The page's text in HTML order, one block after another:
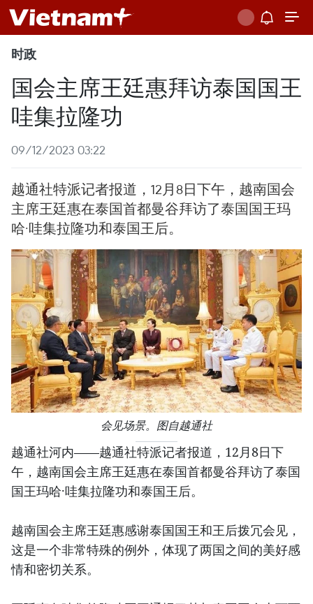
时政
国会主席王廷惠拜访泰国国王
哇集拉隆功
09/12/2023 03:22
越通社特派记者报道，12月8日下午，越南国会
主席王廷惠在泰国首都曼谷拜访了泰国国王玛
哈·哇集拉隆功和泰国王后。
会见场景。图自越通社
越通社河内——越通社特派记者报道，12月8日下
午，越南国会主席王廷惠在泰国首都曼谷拜访了泰国
国王玛哈·哇集拉隆功和泰国王后。
越南国会主席王廷惠感谢泰国国王和王后拨冗会见，
这是一个非常特殊的例外，体现了两国之间的美好感
情和密切关系。